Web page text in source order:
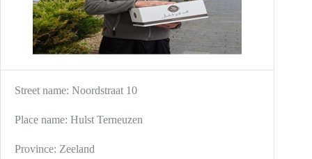
Street name: Noordstraat 10
Place name: Hulst Terneuzen
Province: Zeeland